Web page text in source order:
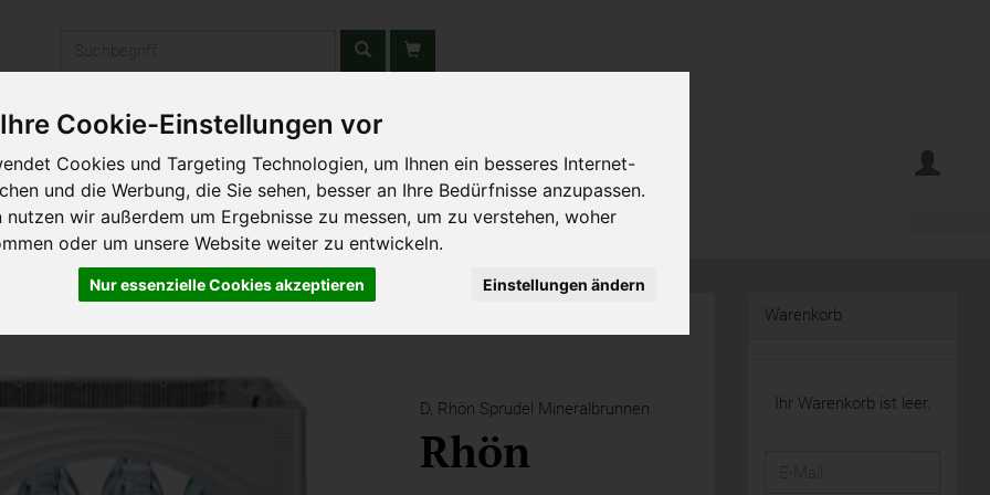
Cookie-Einstellungen vor
Cookies und Targeting Technologien, um Ihnen ein besseres Internet-
und die Werbung, die Sie sehen, besser an Ihre Bedürfnisse anzupassen.
nutzen wir außerdem um Ergebnisse zu messen, um zu verstehen, woher
oder um unsere Website weiter zu entwickeln.
Nur essenzielle Cookies akzeptieren Einstellungen ändern
& Schulen Liefergebiet Wochenmarkt
D, Rhön Sprudel Mineralbrunnen
Rhön
Warenkorb
Ihr Warenkorb ist leer.